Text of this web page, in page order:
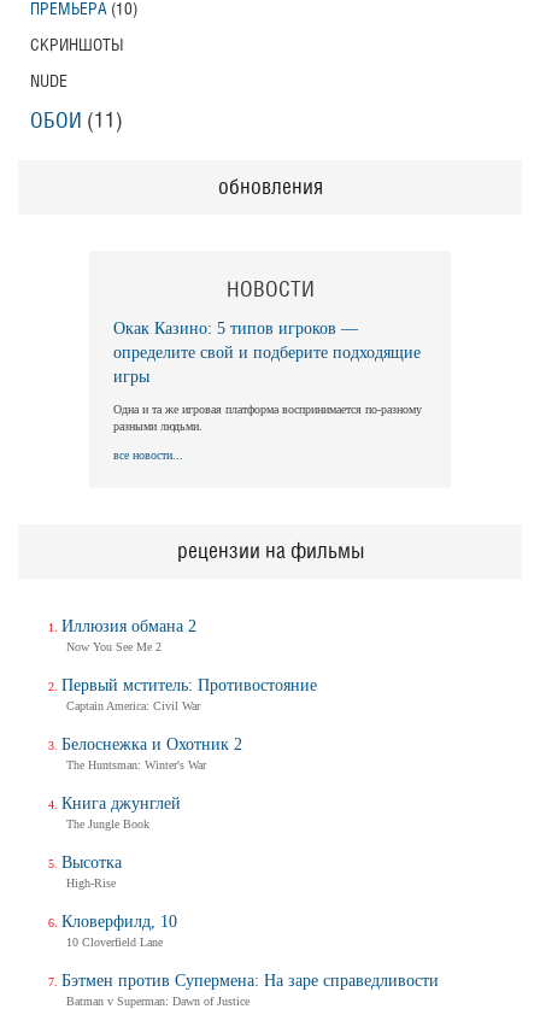
ПРЕМЬЕРА (10)
СКРИНШОТЫ
NUDE
ОБОИ (11)
обновления
НОВОСТИ
Окак Казино: 5 типов игроков —
определите свой и подберите подходящие
игры
Одна и та же игровая платформа воспринимается по-разному
разными людьми.
все новости...
рецензии на фильмы
Иллюзия обмана 2
Now You See Me 2
Первый мститель: Противостояние
Captain America: Civil War
Белоснежка и Охотник 2
The Huntsman: Winter's War
Книга джунглей
The Jungle Book
Высотка
High-Rise
Кловерфилд, 10
10 Cloverfield Lane
Бэтмен против Супермена: На заре справедливости
Batman v Superman: Dawn of Justice